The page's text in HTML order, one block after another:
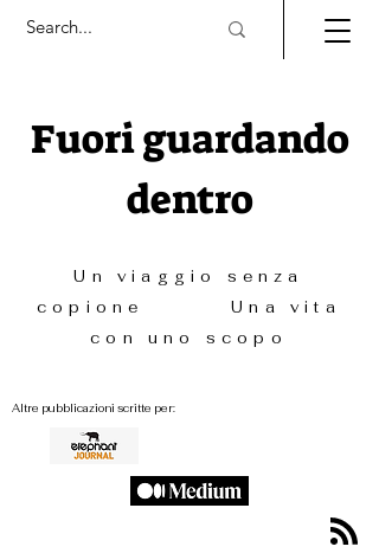
Un viaggio senza
copione Una vita
con uno scopo
Fuori guardando
dentro
Altre pubblicazioni scritte per: